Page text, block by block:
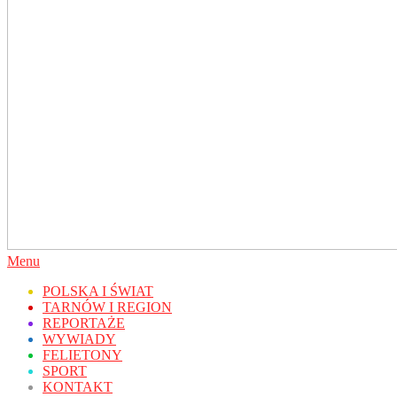
Secondary
Menu
Menu
POLSKA I ŚWIAT
TARNÓW I REGION
REPORTAŻE
WYWIADY
FELIETONY
SPORT
KONTAKT